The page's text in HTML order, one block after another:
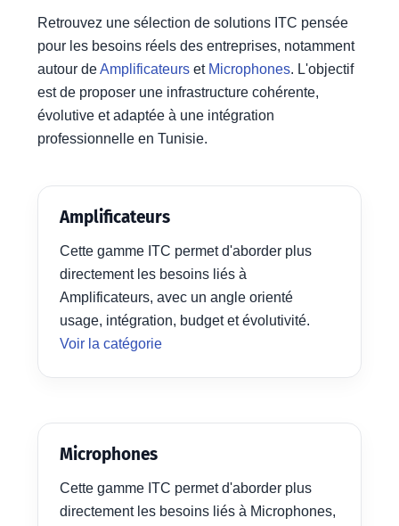
Retrouvez une sélection de solutions ITC pensée
pour les besoins réels des entreprises, notamment
autour deAmplificateurs et Microphones. L'objectif
est de proposer une infrastructure cohérente,
évolutive et adaptée à une intégration
professionnelle en Tunisie.
Amplificateurs
Cette gamme ITC permet d'aborder plus
directement les besoins liés à
Amplificateurs, avec un angle orienté
usage, intégration, budget et évolutivité.
Voir la catégorie
Microphones
Cette gamme ITC permet d'aborder plus
directement les besoins liés à Microphones,